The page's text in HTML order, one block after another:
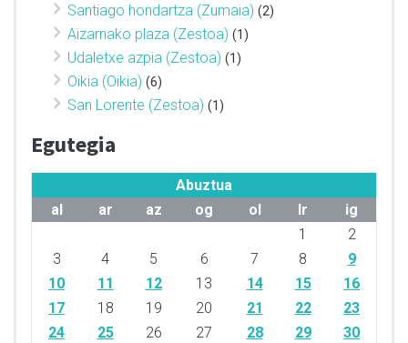
Santiago hondartza (Zumaia) (2)
Aizarnako plaza (Zestoa) (1)
Udaletxe azpia (Zestoa) (1)
Oikia (Oikia) (6)
San Lorente (Zestoa) (1)
Egutegia
Abuztua
al
ar az og ol lr
ig
1
2
3
4 5 6 7 8
9
10
11 12 13 14 15
16
17
18 19 20 21 22
23
24
25 26 27 28 29
30